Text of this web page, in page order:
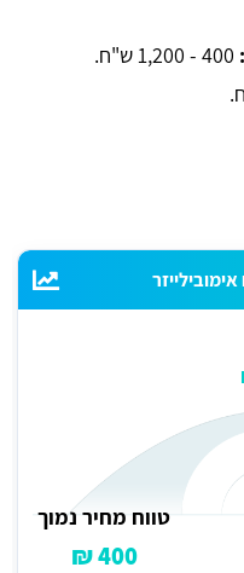
400 - 1,200 ש"ח.
טווח מחיר נמוך
400 ₪